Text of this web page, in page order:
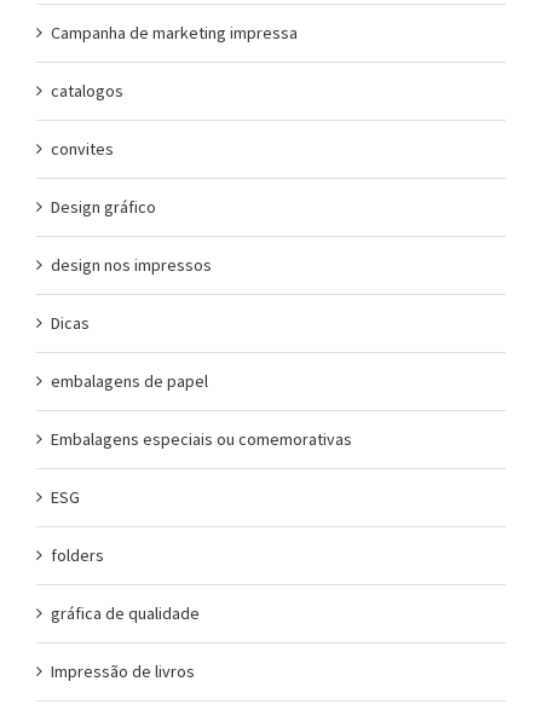
Campanha de marketing impressa
catalogos
convites
Design gráfico
design nos impressos
Dicas
embalagens de papel
Embalagens especiais ou comemorativas
ESG
folders
gráfica de qualidade
Impressão de livros